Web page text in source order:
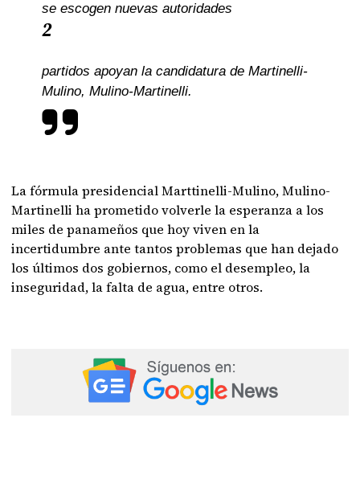
se escogen nuevas autoridades
2
partidos apoyan la candidatura de Martinelli-
Mulino, Mulino-Martinelli.
La fórmula presidencial Marttinelli-Mulino, Mulino-
Martinelli ha prometido volverle la esperanza a los
miles de panameños que hoy viven en la
incertidumbre ante tantos problemas que han dejado
los últimos dos gobiernos, como el desempleo, la
inseguridad, la falta de agua, entre otros.